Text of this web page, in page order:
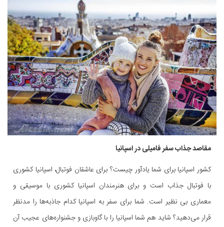
مقاصد جذاب سفر فامیلی در اسپانیا
کشور اسپانیا برای شما یادآور چیست؟ برای عاشقان فوتبال، اسپانیا کشوری
با فوتبال جذاب است و برای هنرمندان اسپانیا کشوری با موسیقی و
معماری بی نظیر است. شما برای سفر به اسپانیا کدام جاذبه‌ها را مدنظر
قرار می‌دهید؟ شاید هم شما اسپانیا را با گاوبازی و جشنواره‌های عجیب آن